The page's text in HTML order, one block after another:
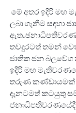
මේ අතර ඉදිරි මහ
ලබා ගැනීම සඳහා
තවදුරටත් තමන්
ජාතික ජන
ඉදිරි මහ
තරුණ කණ්ඩායමක්
දැනටමත් කටයුතු